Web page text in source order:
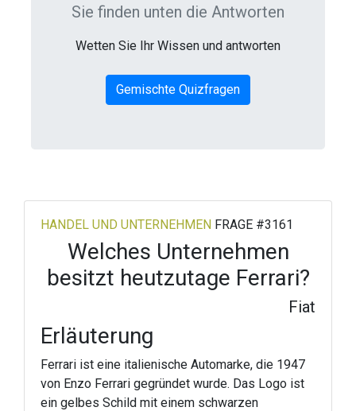
Sie finden unten die Antworten
Wetten Sie Ihr Wissen und antworten
Gemischte Quizfragen
HANDEL UND UNTERNEHMEN FRAGE #3161
Welches Unternehmen
besitzt heutzutage Ferrari?
Fiat
Erläuterung
Ferrari ist eine italienische Automarke, die 1947
von Enzo Ferrari gegründet wurde. Das Logo ist
ein gelbes Schild mit einem schwarzen